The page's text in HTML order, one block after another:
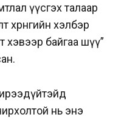
үүсгэх талаар
хэлбэр
хэвээр байгаа шүү”
нь энэ